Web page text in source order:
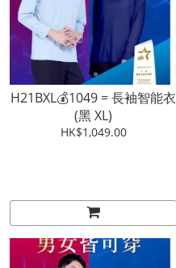
H21BXL💰1049 = 長袖智能衣
(黑 XL)
HK$1,049.00